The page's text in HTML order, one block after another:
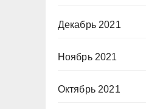
Декабрь 2021
Ноябрь 2021
Октябрь 2021